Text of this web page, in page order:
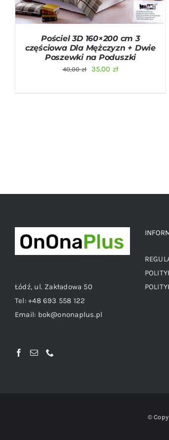
Pościel 3D 160×200 cm 3
częściowa Dla Mężczyzn + Dwie
Poszewki na Poduszki
40,00zł
Pierwotna
35,00 złAktualna
Łódź, ul. Zakładowa 50
Tel:+48 693 558 122
Email: bok@ononaplus.pl
©